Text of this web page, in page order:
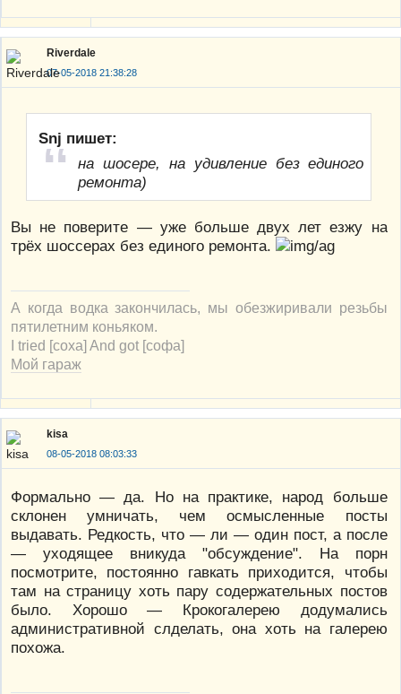
Riverdale
07-05-2018 21:38:28
Snj пишет:
на шосере, на удивление без единого
ремонта)
Вы не поверите — уже больше двух лет езжу на
трёх шоссерах без единого ремонта.
А когда водка закончилась, мы обезжиривали резьбы
пятилетним коньяком.
I tried [соха] And got [софа]
Мой гараж
kisa
08-05-2018 08:03:33
Формально — да. Но на практике, народ больше
склонен умничать, чем осмысленные посты
выдавать. Редкость, что — ли — один пост, а после
— уходящее вникуда "обсуждение". На порн
посмотрите, постоянно гавкать приходится, чтобы
там на страницу хоть пару содержательных постов
было. Хорошо — Крокогалерею додумались
административной слделать, она хоть на галерею
похожа.